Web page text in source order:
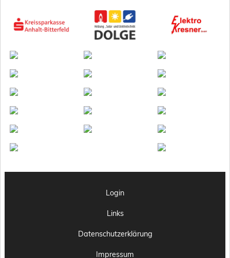
Login
Links
Datenschutzerklärung
Impressum